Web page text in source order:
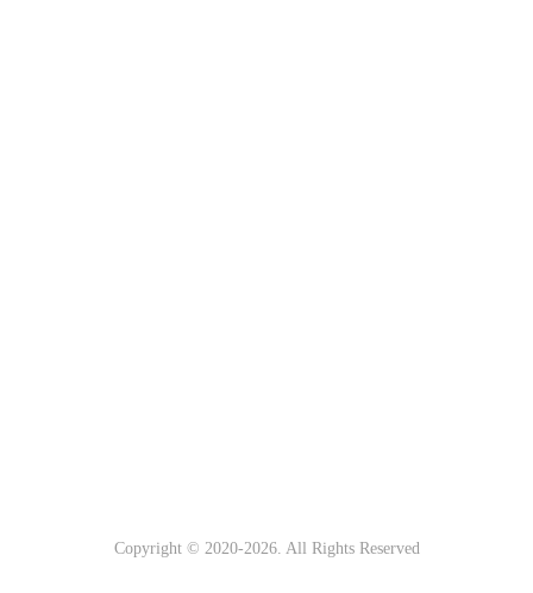
Copyright © 2020-2026. All Rights Reserved